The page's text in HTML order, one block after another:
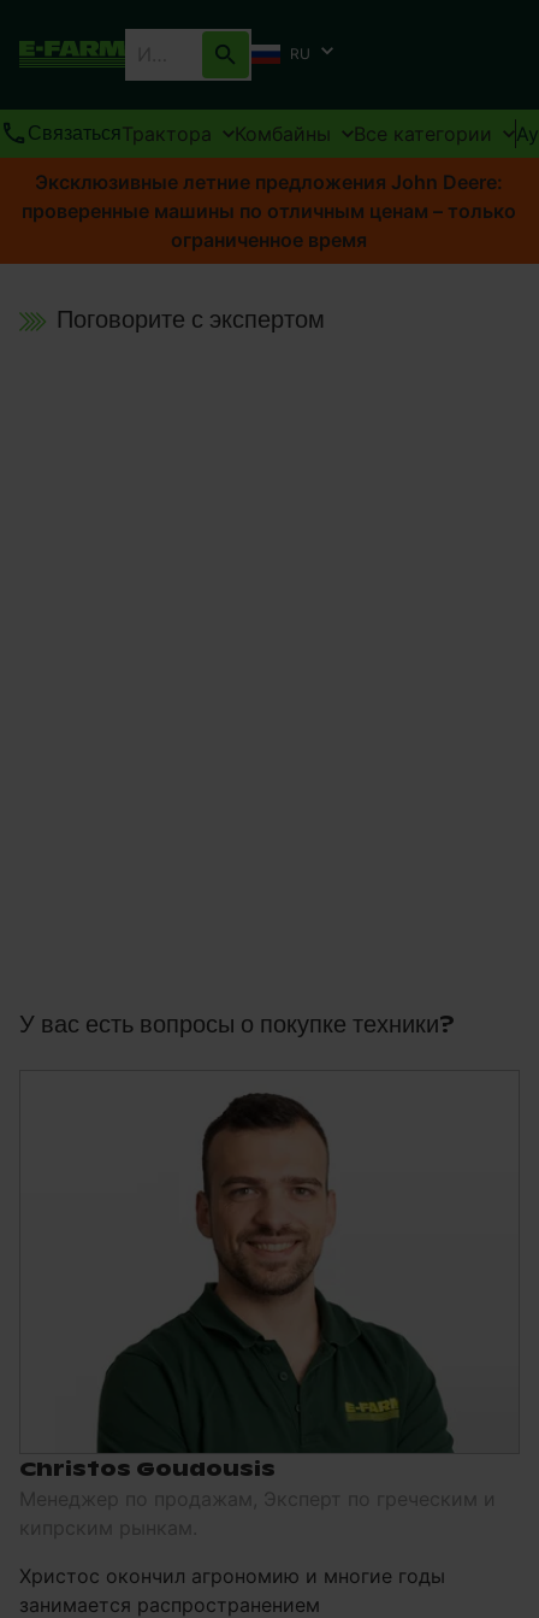
RU
СвязатьсяТрактора Комбайны Все категории
Эксклюзивные летние предложения John Deere:
проверенные машины по отличным ценам – только
ограниченное время
Поговорите с экспертом
У вас есть вопросы о покупке техники?
Christos Goudousis
Менеджер по продажам, Эксперт по греческим и
кипрским рынкам.
Христос окончил агрономию и многие годы
занимается распространением